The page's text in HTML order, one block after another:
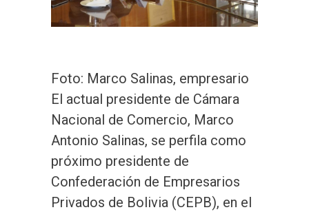
Foto: Marco Salinas, empresario
El actual presidente de Cámara
Nacional de Comercio, Marco
Antonio Salinas, se perfila como
próximo presidente de
Confederación de Empresarios
Privados de Bolivia (CEPB), en el